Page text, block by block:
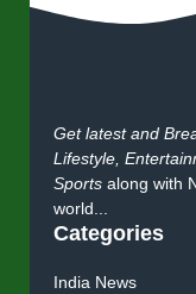
Get latest and
Lifestyle,
Sports along with
world...
Categories
India News